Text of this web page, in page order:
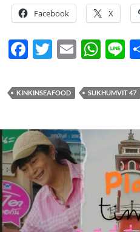
Facebook X
F
e
b
o
o
k
T
itt
er
E
ail
W
at
s
A
p
Li
e
KINKINSEAFOOD SUKHUMVIT 47